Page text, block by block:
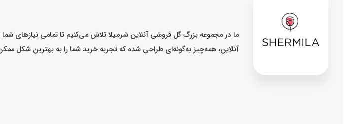
ما در مجموعه بزرگ گل فروشی آنلاین شرمیلا تلاش می‌کنیم تا تمامی
آنلاین، همه‌چیز به‌گونه‌ای طراحی شده که تجربه خرید شما را به بهترین شکل